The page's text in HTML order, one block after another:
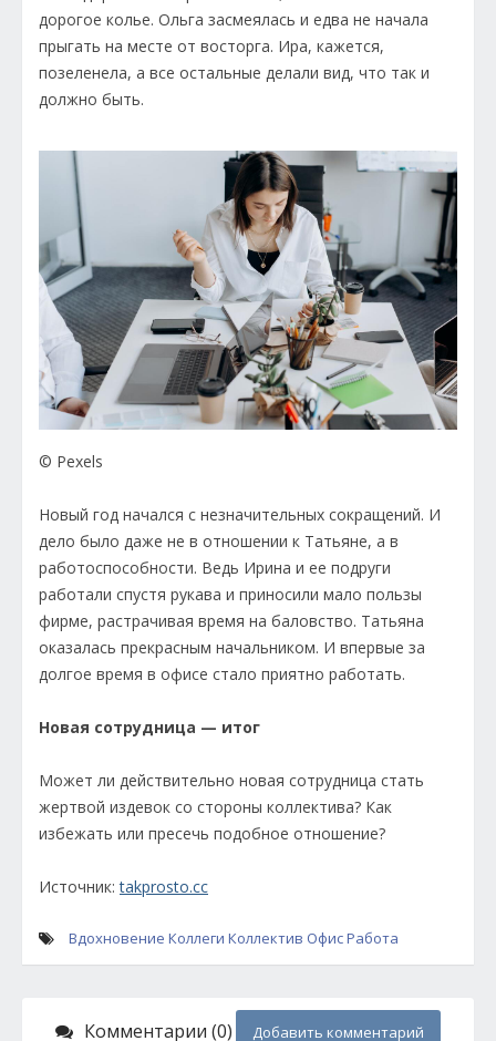
дорогое колье. Ольга засмеялась и едва не начала
прыгать на месте от восторга. Ира, кажется,
позеленела, а все остальные делали вид, что так и
должно быть.
© Pexels
Новый год начался с незначительных сокращений. И
дело было даже не в отношении к Татьяне, а в
работоспособности. Ведь Ирина и ее подруги
работали спустя рукава и приносили мало пользы
фирме, растрачивая время на баловство. Татьяна
оказалась прекрасным начальником. И впервые за
долгое время в офисе стало приятно работать.
Новая сотрудница — итог
Может ли действительно новая сотрудница стать
жертвой издевок со стороны коллектива? Как
избежать или пресечь подобное отношение?
Источник:takprosto.cc
Вдохновение Коллеги Коллектив ОфисРабота
Комментарии (0) Добавить комментарий